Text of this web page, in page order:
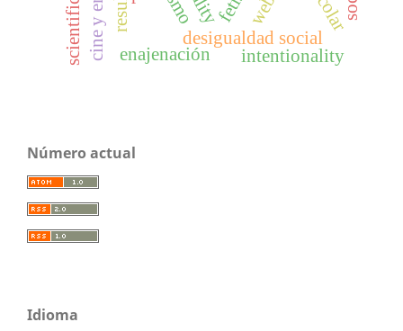
desigualdad social
enajenación intentionality
Número actual
Idioma